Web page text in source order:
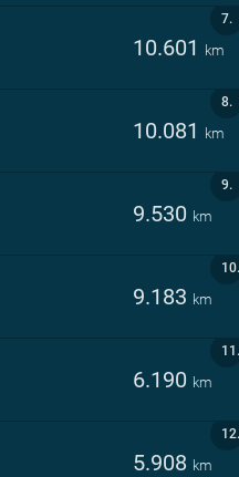
7.
10.601 km
8.
10.081 km
9.
9.530 km
10.
9.183 km
11.
6.190 km
12.
5.908 km